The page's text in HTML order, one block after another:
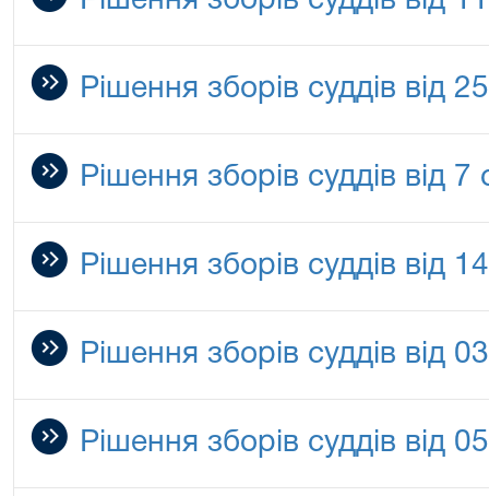
Рішення зборів суддів від
Рішення зборів суддів від
Рішення зборів суддів від
Рішення зборів суддів від
Рішення зборів суддів від